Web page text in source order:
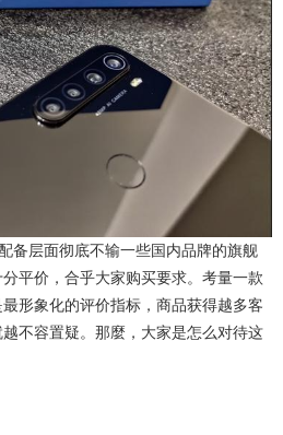
备层面彻底不输一些国内品牌的旗舰
平价，合乎大家购买要求。考量一款
形象化的评价指标，商品获得越多客
不容置疑。那麼，大家是怎么对待这